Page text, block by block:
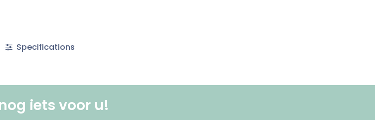
Specifications
iets voor u!